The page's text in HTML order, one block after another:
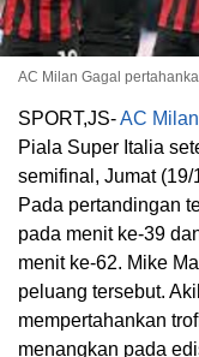
AC Milan Gagal
SPORT,JS-AC Milan
Piala Super Italia
semifinal, Jumat
Pada pertandingan
pada menit ke-39
menit ke-62. Mike
peluang tersebut.
mempertahankan
menangkan pada